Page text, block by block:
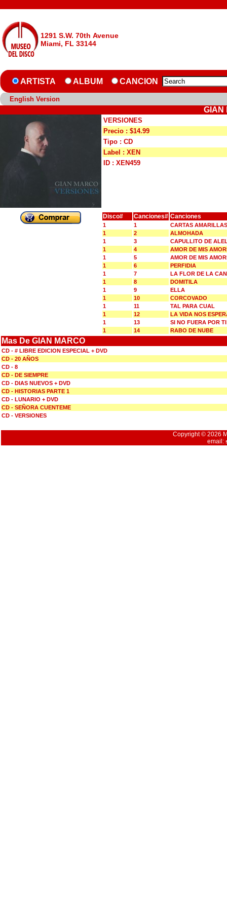
1291 S.W. 70th Avenue
Miami, FL 33144
ARTISTA ALBUM CANCION
English Version
GIAN
VERSIONES
Precio : $14.99
Tipo : CD
Label : XEN
ID : XEN459
Disco# Canciones# Canciones
1 1
CARTAS AMARILLAS
1
2
ALMOHADA
1
3
CAPULLITO DE
1
4
AMOR DE MIS
1
5
AMOR DE MIS
1
6
PERFIDIA
1
7
LA FLOR DE LA
1
8
DOMITILA
1
9
ELLA
1
10
CORCOVADO
1
11
TAL PARA CUAL
1
12
LA VIDA NOS
1
13
SI NO FUERA POR TI
1
14 RABO DE NUBE
Mas De GIAN MARCO
CD - # LIBRE EDICION ESPECIAL + DVD
CD - 20 AÑOS
CD - 8
CD - DE SIEMPRE
CD - DIAS NUEVOS + DVD
CD - HISTORIAS PARTE 1
CD - LUNARIO + DVD
CD - SEÑORA CUENTEME
CD - VERSIONES
Copyright © 2026
email: